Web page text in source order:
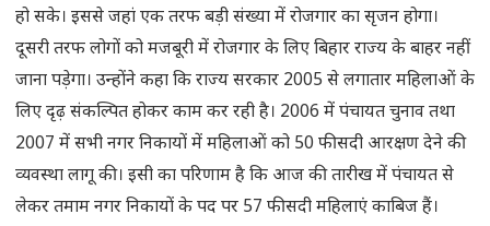
हो सके। इससे जहां एक तरफ बड़ी संख्या में रोजगार का सृजन होगा।
दूसरी तरफ लोगों को मजबूरी में रोजगार के लिए बिहार राज्य के बाहर नहीं
जाना पड़ेगा। उन्होंने कहा कि राज्य सरकार 2005 से लगातार महिलाओं के
लिए दृढ़ संकल्पित होकर काम कर रही है। 2006 में पंचायत चुनाव तथा
2007 में सभी नगर निकायों में महिलाओं को 50 फीसदी आरक्षण देने की
व्यवस्था लागू की। इसी का परिणाम है कि आज की तारीख में पंचायत से
लेकर तमाम नगर निकायों के पद पर 57 फीसदी महिलाएं काबिज हैं।